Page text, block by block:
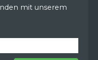
mit unserem